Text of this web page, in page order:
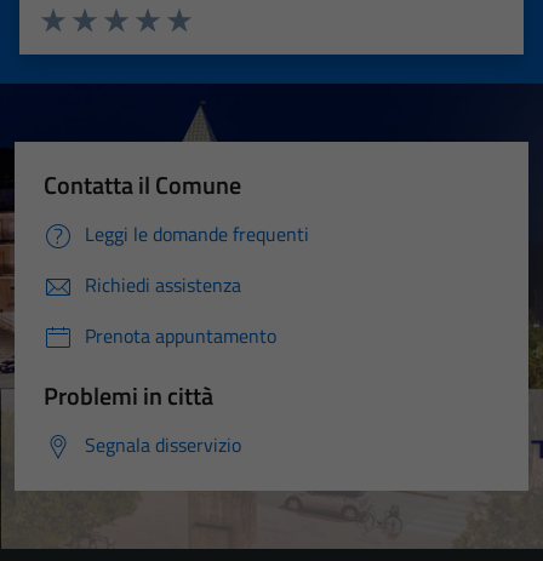
Valuta 5 stelle su 5
Valuta 4 stelle su 5
Valuta 3 stelle su 5
Valuta 2 stelle su 5
Valuta 1 stelle su 5
Contatta il Comune
Leggi le domande frequenti
Richiedi assistenza
Prenota appuntamento
Problemi in città
Segnala disservizio